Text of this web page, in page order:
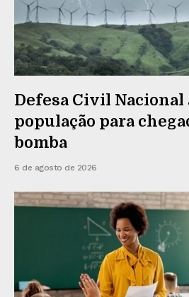
Defesa Civil Nacional
população para
bomba
6 de agosto de 2026